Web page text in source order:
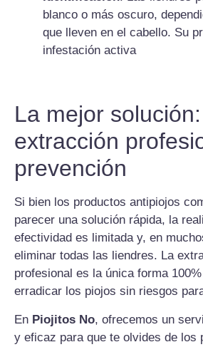
blanco o más oscuro,
que lleven en el cabello. Su
infestación activa
La mejor solución:
extracción
prevención
Si bien los productos antipiojos
parecer una solución rápida, la
efectividad es limitada y, en
eliminar todas las liendres. La
profesional es la única forma
erradicar los piojos sin riesgos
En Piojitos No, ofrecemos un
y eficaz para que te olvides de los